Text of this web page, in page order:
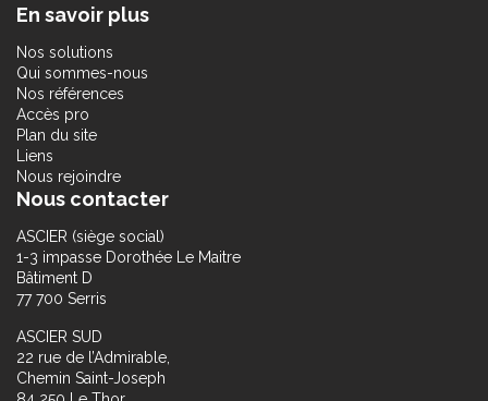
En savoir plus
Nos solutions
Qui sommes-nous
Nos références
Accès pro
Plan du site
Liens
Nous rejoindre
Nous contacter
ASCIER (siège social)
1-3 impasse Dorothée Le Maitre
Bâtiment D
77 700 Serris
ASCIER SUD
22 rue de l’Admirable,
Chemin Saint-Joseph